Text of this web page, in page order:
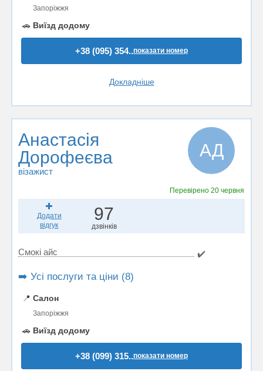
Запоріжжя
🚗 Виїзд додому
+38 (095) 354..показати номер
Докладніше
Анастасія
Дорофеєва
візажист
АД
Перевірено20 червня
Додати
відгук
97
дзвінків
Смокі айс ✔️
➡️ Усі послуги та ціни (8)
📍 Салон
Запоріжжя
🚗 Виїзд додому
+38 (099) 315..показати номер